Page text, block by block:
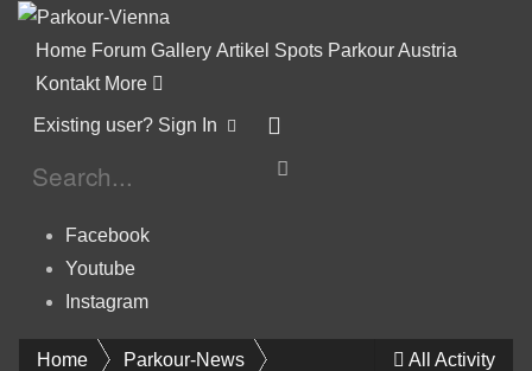
Home Forum Gallery Artikel Spots Parkour Austria
Kontakt More
Existing user? Sign In
Facebook
Youtube
Instagram
All Activity
Home Parkour-News